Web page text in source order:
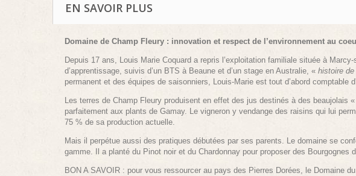
EN SAVOIR PLUS
Domaine de Champ Fleury : innovation et respect de l’environnement au
Depuis 17 ans, Louis Marie Coquard a repris l’exploitation familiale située à
d’apprentissage, suivis d’un BTS à Beaune et d’un stage en Australie, « histoire
permanent et des équipes de saisonniers, Louis-Marie est tout d’abord comptable
Les terres de Champ Fleury produisent en effet des jus destinés à des
parfaitement aux plants de Gamay. Le vigneron y vendange des raisins qui lui
75 % de sa production actuelle.
Mais il perpétue aussi des pratiques débutées par ses parents. Le domaine se
gamme. Il a planté du Pinot noir et du Chardonnay pour proposer des Bourgognes
BON A SAVOIR : pour vous ressourcer au pays des Pierres Dorées, le Domaine